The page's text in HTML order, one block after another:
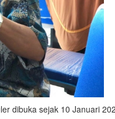
dibuka sejak 10 Januari